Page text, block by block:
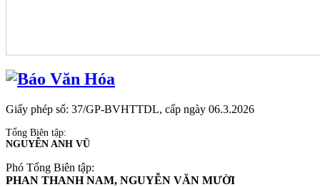
Giấy phép số: 37/GP-BVHTTDL, cấp ngày 06.3.2026
Tổng Biên tập:
NGUYỄN ANH VŨ
Phó Tổng Biên tập:
PHAN THANH NAM, NGUYỄN VĂN MƯỜI